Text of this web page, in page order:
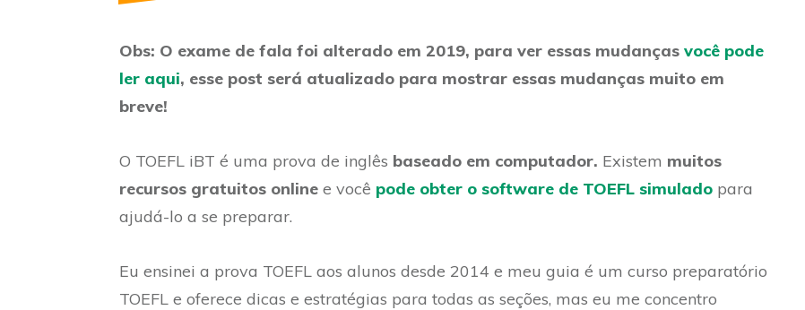
Obs: O exame de fala foi alterado em 2019, para ver essas mudanças você pode
ler aqui, esse post será atualizado para mostrar essas mudanças muito em
breve!
O TOEFL iBT é uma prova de inglês baseado em computador. Existem muitos
recursos gratuitos online e você pode obter o software de TOEFL simulado para
ajudá-lo a se preparar.
Eu ensinei a prova TOEFL aos alunos desde 2014 e meu guia é um curso preparatório
TOEFL e oferece dicas e estratégias para todas as seções, mas eu me concentro